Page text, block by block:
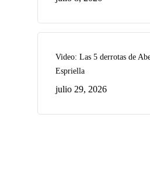
Video: Las 5 derrotas de
Espriella
julio 29, 2026